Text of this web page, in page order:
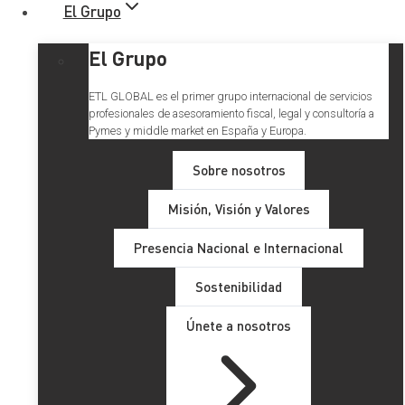
El Grupo
El Grupo
ETL GLOBAL es el primer grupo internacional de servicios
profesionales de asesoramiento fiscal, legal y consultoría a
Pymes y middle market en España y Europa.
Sobre nosotros
Misión, Visión y Valores
Presencia Nacional e Internacional
Sostenibilidad
Únete a nosotros
A partir de 2023 todos los
autónomos estarán obligados
a declarar en el IRPF